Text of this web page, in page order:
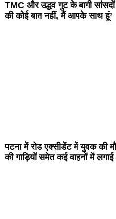
TMC और उद्धव गुट के बागी सांसदों
की कोई बात नहीं, मैं आपके साथ हूं’
पटना में रोड एक्सीडेंट में युवक की
की गाड़ियों समेत कई वाहनों में